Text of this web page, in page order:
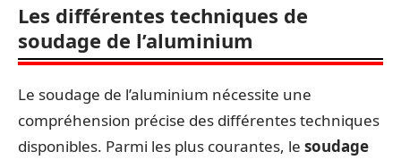
Les différentes techniques de
soudage de l’aluminium
Le soudage de l’aluminium nécessite une
compréhension précise des différentes techniques
disponibles. Parmi les plus courantes, le soudage